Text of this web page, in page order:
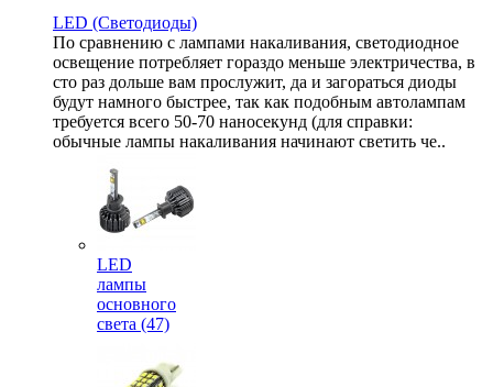
LED (Светодиоды)
По сравнению с лампами накаливания, светодиодное
освещение потребляет гораздо меньше электричества, в
сто раз дольше вам прослужит, да и загораться диоды
будут намного быстрее, так как подобным автолампам
требуется всего 50-70 наносекунд (для справки:
обычные лампы накаливания начинают светить че..
LED
лампы
основного
света (47)